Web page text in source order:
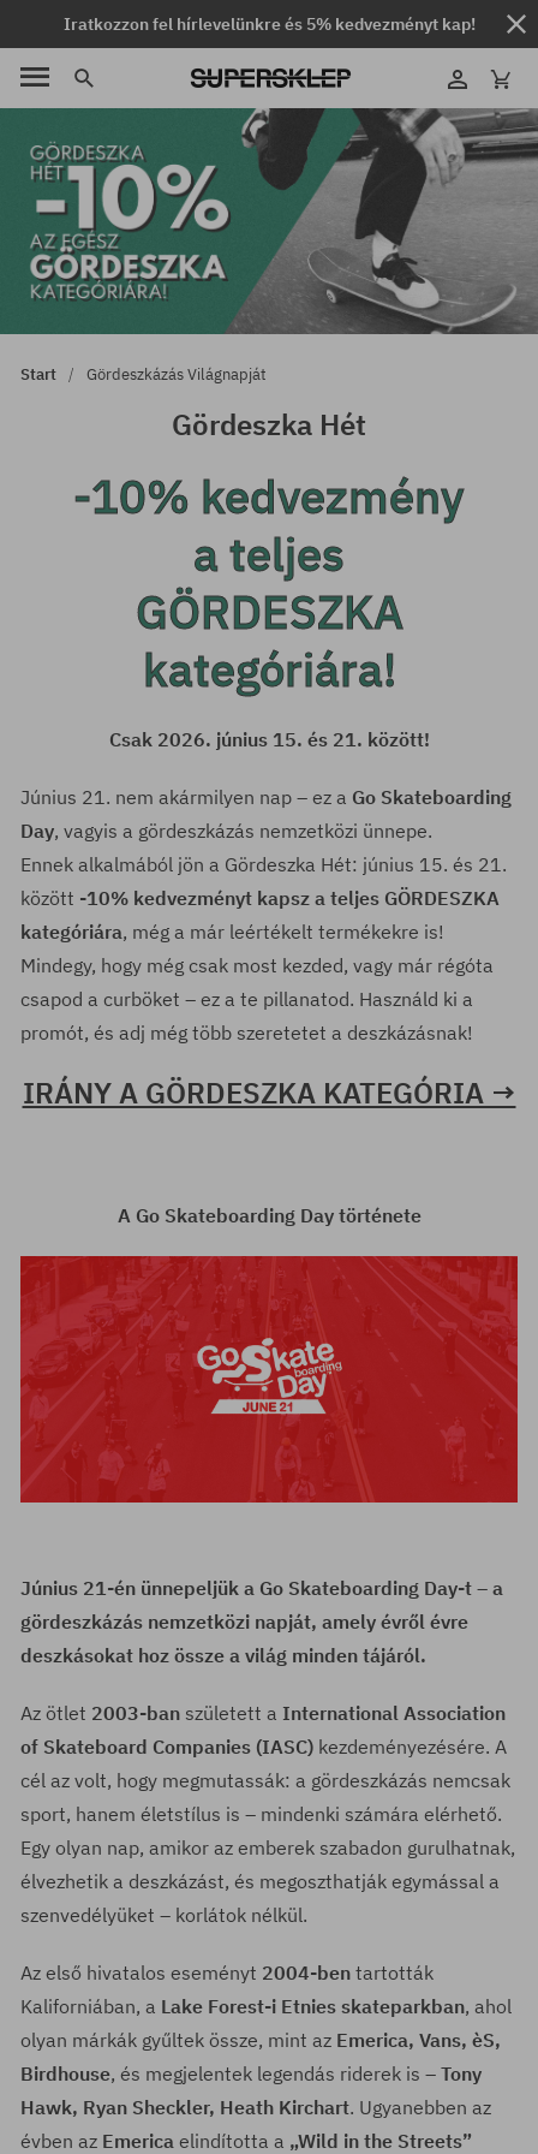
Iratkozzon fel hírlevelünkre és 5% kedvezményt kap!
Start Gördeszkázás Világnapját
Gördeszka Hét
-10% kedvezmény
a teljes
GÖRDESZKA
kategóriára!
Csak 2026. június 15. és 21. között!
Június 21. nem akármilyen nap – ez a Go Skateboarding
Day, vagyis a gördeszkázás nemzetközi ünnepe.
Ennek alkalmából jön a Gördeszka Hét: június 15. és 21.
között -10% kedvezményt kapsz a teljes GÖRDESZKA
kategóriára, még a már leértékelt termékekre is!
Mindegy, hogy még csak most kezded, vagy már régóta
csapod a curböket – ez a te pillanatod. Használd ki a
promót, és adj még több szeretetet a deszkázásnak!
IRÁNY A GÖRDESZKA KATEGÓRIA →
A Go Skateboarding Day története
Június 21-én ünnepeljük a Go Skateboarding Day-t – a
gördeszkázás nemzetközi napját, amely évről évre
deszkásokat hoz össze a világ minden tájáról.
Az ötlet 2003-ban született a International Association
of Skateboard Companies (IASC) kezdeményezésére. A
cél az volt, hogy megmutassák: a gördeszkázás nemcsak
sport, hanem életstílus is – mindenki számára elérhető.
Egy olyan nap, amikor az emberek szabadon gurulhatnak,
élvezhetik a deszkázást, és megoszthatják egymással a
szenvedélyüket – korlátok nélkül.
Az első hivatalos eseményt 2004-ben tartották
Kaliforniában, a Lake Forest-i Etnies skateparkban, ahol
olyan márkák gyűltek össze, mint az Emerica, Vans, èS,
Birdhouse, és megjelentek legendás riderek is – Tony
Hawk, Ryan Sheckler, Heath Kirchart. Ugyanebben az
évben az Emerica elindította a „Wild in the Streets”